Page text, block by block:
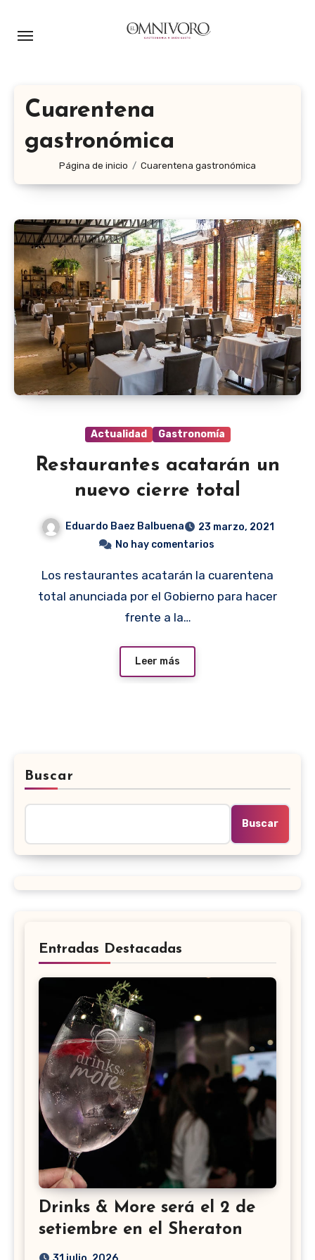
Cuarentena
gastronómica
Página de inicio Cuarentena gastronómica
Actualidad Gastronomía
Restaurantes acatarán un
nuevo cierre total
Eduardo Baez Balbuena
23 marzo, 2021
No hay comentarios
Los restaurantes acatarán la cuarentena
total anunciada por el Gobierno para hacer
frente a la…
Leer más
Buscar
Buscar
Entradas Destacadas
Drinks & More será el 2 de
setiembre en el Sheraton